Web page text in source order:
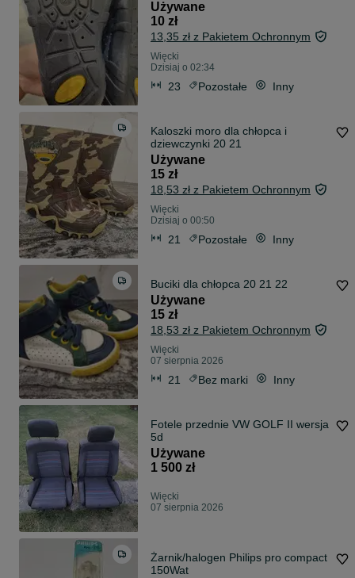
Używane
10 zł
13,35 zł z Pakietem Ochronnym
Więcki
Dzisiaj o 02:34
23 Pozostałe Inny
Kaloszki moro dla chłopca i
dziewczynki 20 21
Używane
15 zł
18,53 zł z Pakietem Ochronnym
Więcki
Dzisiaj o 00:50
21 Pozostałe Inny
Buciki dla chłopca 20 21 22
Używane
15 zł
18,53 zł z Pakietem Ochronnym
Więcki
07 sierpnia 2026
21 Bez marki Inny
Fotele przednie VW GOLF II wersja
5d
Używane
1 500 zł
Więcki
07 sierpnia 2026
Żarnik/halogen Philips pro compact
150Wat